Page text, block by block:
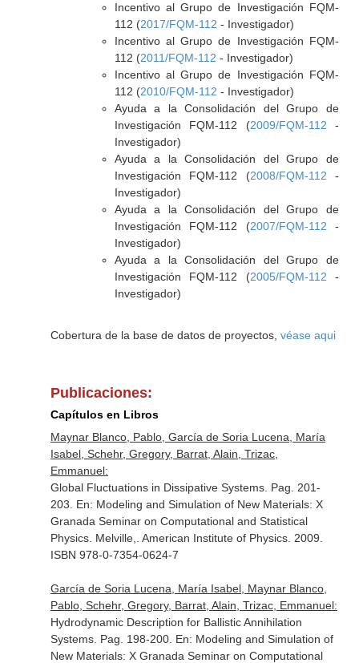
Incentivo al Grupo de Investigación FQM-
112 (2017/FQM-112 - Investigador)
Incentivo al Grupo de Investigación FQM-
112 (2011/FQM-112 - Investigador)
Incentivo al Grupo de Investigación FQM-
112 (2010/FQM-112 - Investigador)
Ayuda a la Consolidación del Grupo de
Investigación FQM-112 (2009/FQM-112 -
Investigador)
Ayuda a la Consolidación del Grupo de
Investigación FQM-112 (2008/FQM-112 -
Investigador)
Ayuda a la Consolidación del Grupo de
Investigación FQM-112 (2007/FQM-112 -
Investigador)
Ayuda a la Consolidación del Grupo de
Investigación FQM-112 (2005/FQM-112 -
Investigador)
Cobertura de la base de datos de proyectos, véase aqui
Publicaciones:
Capítulos en Libros
Maynar Blanco, Pablo, García de Soria Lucena, María
Isabel, Schehr, Gregory, Barrat, Alain, Trizac,
Emmanuel:
Global Fluctuations in Dissipative Systems. Pag. 201-
203. En: Modeling and Simulation of New Materials: X
Granada Seminar on Computational and Statistical
Physics. Melville,. American Institute of Physics. 2009.
ISBN 978-0-7354-0624-7
García de Soria Lucena, María Isabel, Maynar Blanco,
Pablo, Schehr, Gregory, Barrat, Alain, Trizac, Emmanuel:
Hydrodynamic Description for Ballistic Annihilation
Systems. Pag. 198-200. En: Modeling and Simulation of
New Materials: X Granada Seminar on Computational